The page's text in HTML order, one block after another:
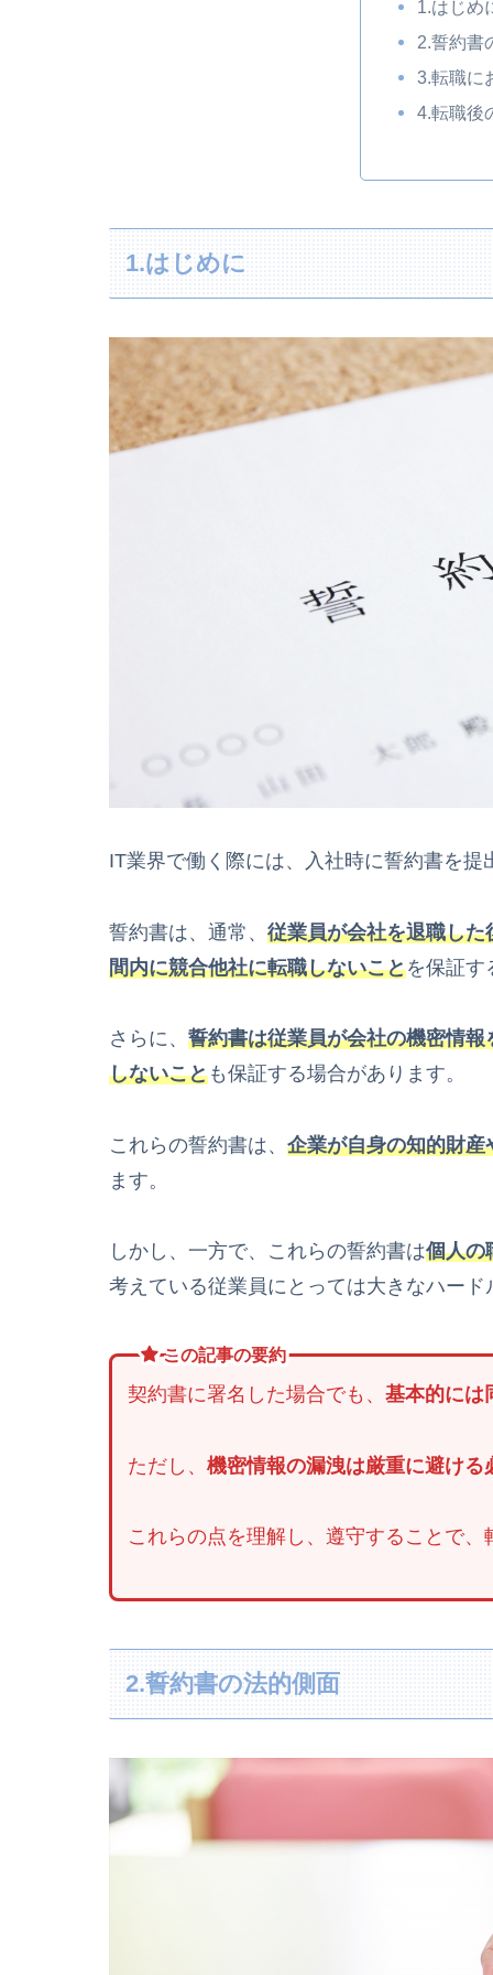
1.はじめ
2.誓約書
3.転職に
4.転職後
1.はじめに
IT業界で働く際には、入社時に誓約書を
誓約書は、通常、 従業員が会社を退職し
間内に競合他社に転職しないことを保証す
さらに、 誓約書は従業員が会社の機密情
しないことも保証する場合があります。
これらの誓約書は、 企業が自身の知的財
ます。
しかし、一方で、これらの誓約書は個人の
考えている従業員にとっては大きなハー
この記事の要約
契約書に署名した場合でも、基本的には
ただし、機密情報の漏洩は厳重に避ける
これらの点を理解し、遵守することで
2.誓約書の法的側面